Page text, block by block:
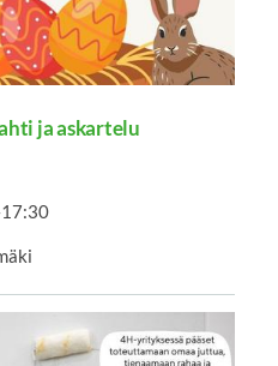
ja askartelu
17:30